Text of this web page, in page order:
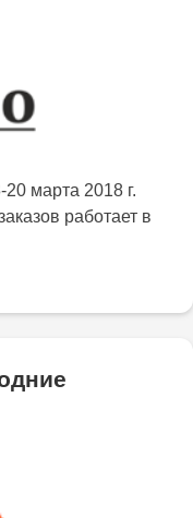
марта 2018 г.
работает в